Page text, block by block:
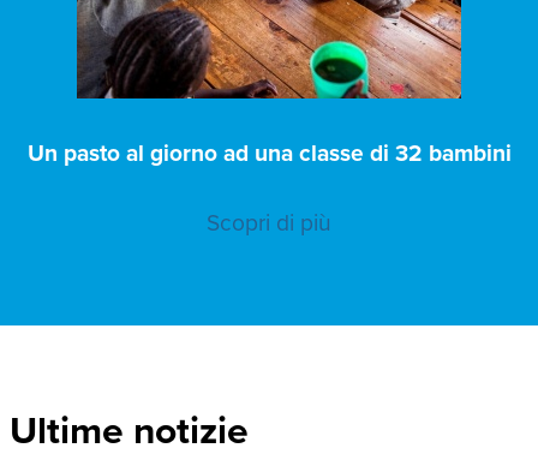
Un pasto al giorno ad una classe di 32 bambini
Scopri di più
Ultime notizie